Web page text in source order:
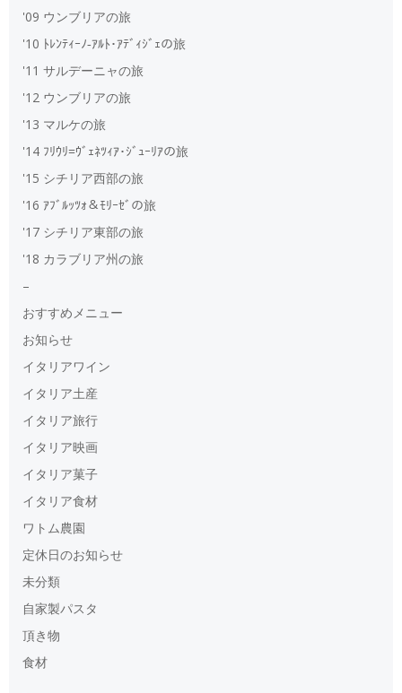
'09 ウンブリアの旅
'10 ﾄﾚﾝﾃｨｰﾉ‐ｱﾙﾄ･ｱﾃﾞｨｼﾞｪの旅
'11 サルデーニャの旅
'12 ウンブリアの旅
'13 マルケの旅
'14 ﾌﾘｳﾘ=ｳﾞｪﾈﾂｨｱ･ｼﾞｭｰﾘｱの旅
'15 シチリア西部の旅
'16 ｱﾌﾞﾙｯﾂｫ＆ﾓﾘｰｾﾞの旅
'17 シチリア東部の旅
'18 カラブリア州の旅
–
おすすめメニュー
お知らせ
イタリアワイン
イタリア土産
イタリア旅行
イタリア映画
イタリア菓子
イタリア食材
ワトム農園
定休日のお知らせ
未分類
自家製パスタ
頂き物
食材